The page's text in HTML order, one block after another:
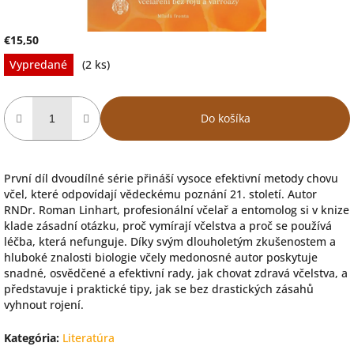
€15,50
Jednotková
cena:
Vypredané (2 ks)
Do košíka
První díl dvoudílné série přináší vysoce efektivní metody chovu
včel, které odpovídají vědeckému poznání 21. století. Autor
RNDr. Roman Linhart, profesionální včelař a entomolog si v knize
klade zásadní otázku, proč vymírají včelstva a proč se používá
léčba, která nefunguje. Díky svým dlouholetým zkušenostem a
hluboké znalosti biologie včely medonosné autor poskytuje
snadné, osvědčené a efektivní rady, jak chovat zdravá včelstva, a
představuje i praktické tipy, jak se bez drastických zásahů
vyhnout rojení.
Kategória: Literatúra